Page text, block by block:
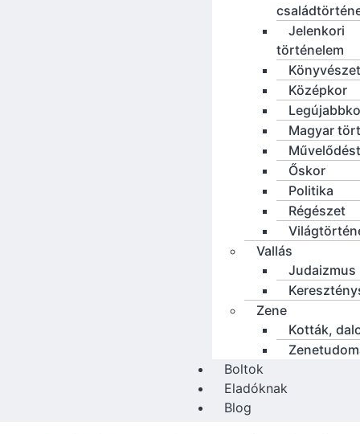
Jelenkori
történelem
Könyvészet
Középkor
Magyar
Őskor
Politika
Régészet
Vallás
Judaizmus
Zene
Kották,
Boltok
Eladóknak
Blog